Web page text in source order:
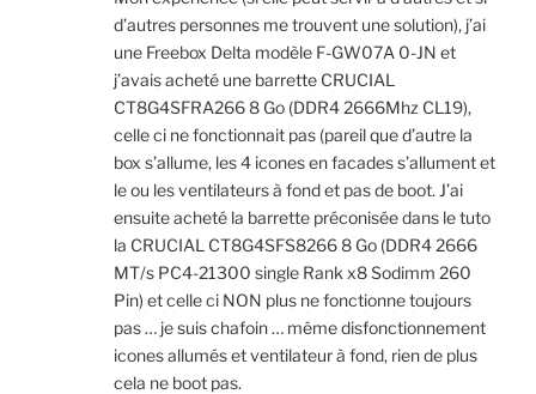
d’autres personnes me trouvent une solution), j’ai
une Freebox Delta modèle F-GW07A 0-JN et
j’avais acheté une barrette CRUCIAL
CT8G4SFRA266 8 Go (DDR4 2666Mhz CL19),
celle ci ne fonctionnait pas (pareil que d’autre la
box s’allume, les 4 icones en facades s’allument et
le ou les ventilateurs à fond et pas de boot. J’ai
ensuite acheté la barrette préconisée dans le tuto
la CRUCIAL CT8G4SFS8266 8 Go (DDR4 2666
MT/s PC4-21300 single Rank x8 Sodimm 260
Pin) et celle ci NON plus ne fonctionne toujours
pas … je suis chafoin … même disfonctionnement
icones allumés et ventilateur à fond, rien de plus
cela ne boot pas.